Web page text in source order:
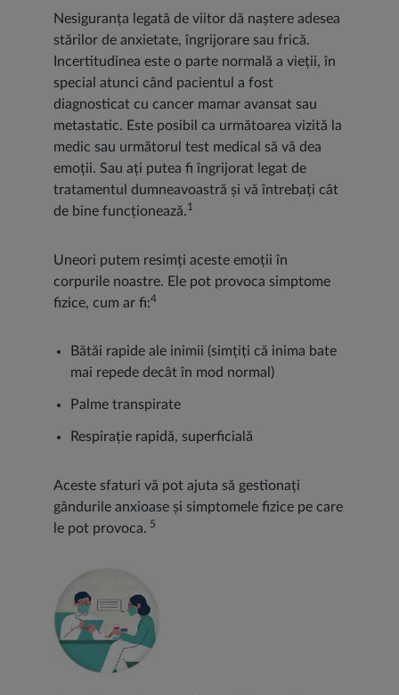
Nesiguranța legată de viitor dă naștere adesea
stărilor de anxietate, îngrijorare sau frică.
Incertitudinea este o parte normală a vieții, în
special atunci când pacientul a fost
diagnosticat cu cancer mamar avansat sau
metastatic. Este posibil ca următoarea vizită la
medic sau următorul test medical să vă dea
emoții. Sau ați putea fi îngrijorat legat de
tratamentul dumneavoastră și vă întrebați cât
de bine funcționează.1
Uneori putem resimți aceste emoții în
corpurile noastre. Ele pot provoca simptome
fizice, cum ar fi:4
Bătăi rapide ale inimii (simțiți că inima bate
mai repede decât în mod normal)
Palme transpirate
Respirație rapidă, superficială
Aceste sfaturi vă pot ajuta să gestionați
gândurile anxioase și simptomele fizice pe care
le pot provoca. 5